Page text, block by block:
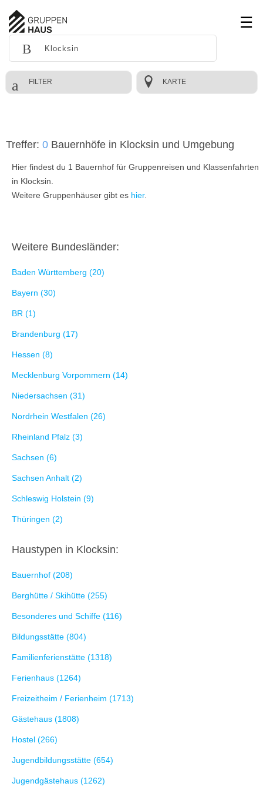
FILTER KARTE
Treffer: 0 Bauernhöfe in Klocksin und Umgebung
Hier findest du 1 Bauernhof für Gruppenreisen und Klassenfahrten
in Klocksin.
Weitere Gruppenhäuser gibt es hier.
Weitere Bundesländer:
Baden Württemberg (20)
Bayern (30)
BR (1)
Brandenburg (17)
Hessen (8)
Mecklenburg Vorpommern (14)
Niedersachsen (31)
Nordrhein Westfalen (26)
Rheinland Pfalz (3)
Sachsen (6)
Sachsen Anhalt (2)
Schleswig Holstein (9)
Thüringen (2)
Haustypen in Klocksin:
Bauernhof (208)
Berghütte / Skihütte (255)
Besonderes und Schiffe (116)
Bildungsstätte (804)
Familienferienstätte (1318)
Ferienhaus (1264)
Freizeitheim / Ferienheim (1713)
Gästehaus (1808)
Hostel (266)
Jugendbildungsstätte (654)
Jugendgästehaus (1262)